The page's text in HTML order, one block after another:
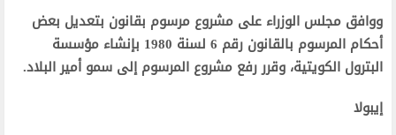
ووافق مجلس الوزراء على مشروع مرسوم بقانون بتعديل بعض
أحكام المرسوم بالقانون رقم 6 لسنة 1980 بإنشاء مؤسسة
البترول الكويتية، وقرر رفع مشروع المرسوم إلى سمو أمير البلاد.
إيبولا